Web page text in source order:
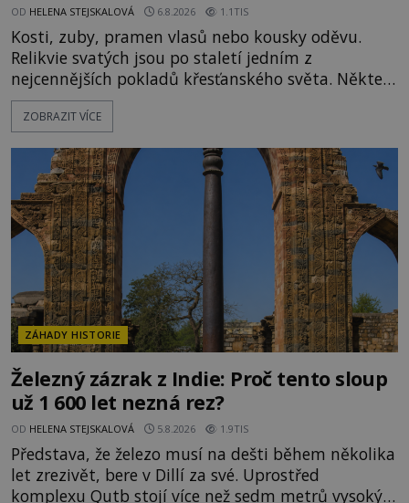
OD HELENA STEJSKALOVÁ 6.8.2026 1.1TIS
Kosti, zuby, pramen vlasů nebo kousky oděvu.
Relikvie svatých jsou po staletí jedním z
nejcennějších pokladů křesťanského světa. Některé
mají pečlivě doloženou historii, jiné provází
záhady, krádeže i nečekané objevy. Jejich osudy
o skutečné historické události. Ve středověké
Evropě mají relikvie mimořádnou hodnotu. Nejsou
jen předmětem úcty
ZOBRAZIT VÍCE
ZÁHADY HISTORIE
Železný zázrak z Indie: Proč tento sloup
už 1 600 let nezná rez?
OD HELENA STEJSKALOVÁ 5.8.2026 1.9TIS
Představa, že železo musí na dešti během několika
let zrezivět, bere v Dillí za své. Uprostřed
komplexu Qutb stojí více než sedm metrů vysoký